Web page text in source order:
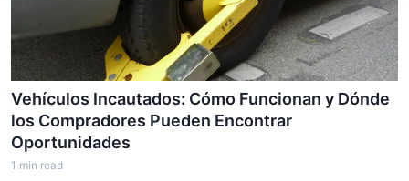
Vehículos Incautados: Cómo Funcionan y Dónde
los Compradores Pueden Encontrar
Oportunidades
1 min read